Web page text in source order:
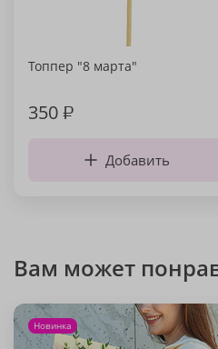
Топпер "8 марта"
350₽
Добавить
Вам может
Новинка